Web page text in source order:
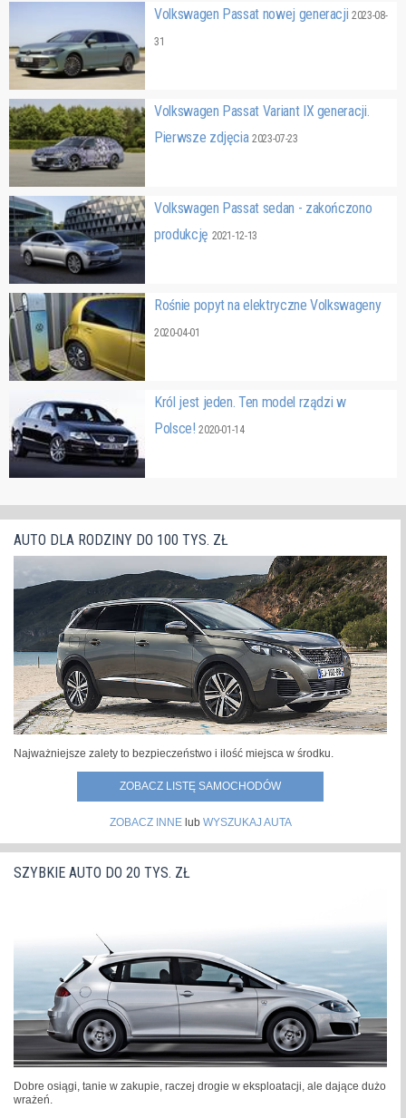
Volkswagen Passat nowej generacji2023-08-
31
Volkswagen Passat Variant IX generacji.
Pierwsze zdjęcia2023-07-23
Volkswagen Passat sedan - zakończono
produkcję 2021-12-13
Rośnie popyt na elektryczne Volkswageny
2020-04-01
Król jest jeden. Ten model rządzi w
Polsce!2020-01-14
AUTO DLA RODZINY DO 100 TYS. ZŁ
Najważniejsze zalety to bezpieczeństwo i ilość miejsca w środku.
ZOBACZ LISTĘ SAMOCHODÓW
ZOBACZ INNElub WYSZUKAJ AUTA
SZYBKIE AUTO DO 20 TYS. ZŁ
Dobre osiągi, tanie w zakupie, raczej drogie w eksploatacji, ale dające dużo
wrażeń.